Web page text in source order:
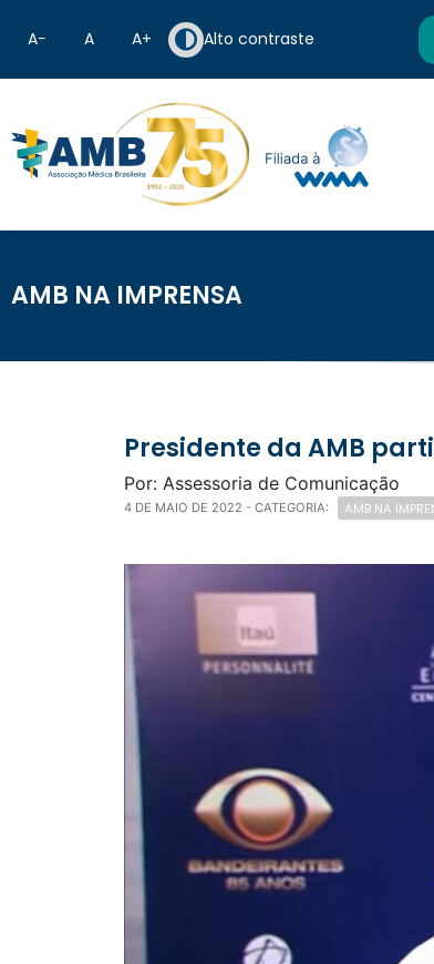
A− A A+ Alto contraste
AMB NA IMPRENSA
Presidente da AMB
Por: Assessoria de Comunicação
4 DE MAIO DE 2022 - CATEGORIA: AMB NA